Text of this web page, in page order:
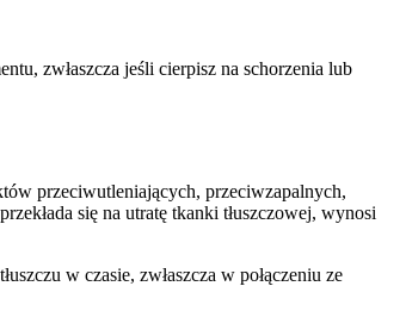
zwłaszcza jeśli cierpisz na schorzenia lub
przeciwutleniających, przeciwzapalnych,
się na utratę tkanki tłuszczowej, wynosi
w czasie, zwłaszcza w połączeniu ze